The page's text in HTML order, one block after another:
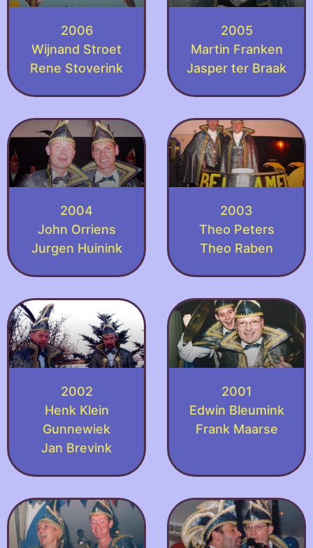
2006
Wijnand Stroet
Rene Stoverink
2005
Martin Franken
Jasper ter Braak
2004
John Orriens
Jurgen Huinink
2003
Theo Peters
Theo Raben
2002
Henk Klein
Gunnewiek
Jan Brevink
2001
Edwin Bleumink
Frank Maarse